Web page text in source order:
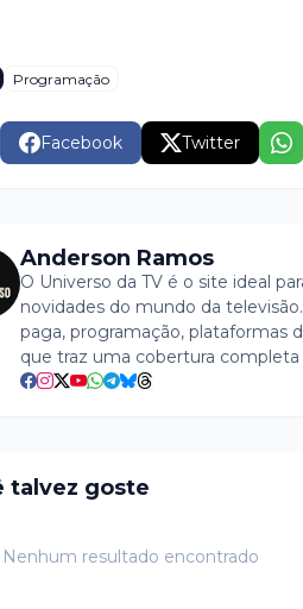
Programação
Facebook Twitter
Anderson Ramos
O Universo da TV é o site ideal
novidades do mundo da
paga, programação, plataformas
que traz uma cobertura completa
talvez goste
Nenhum resultado encontrado